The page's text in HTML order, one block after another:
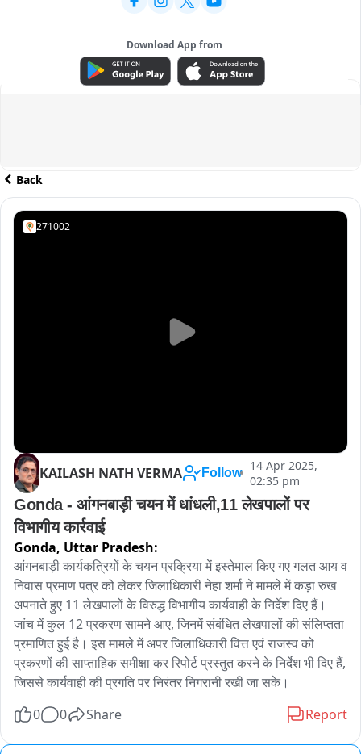
Download App from
ADVERTISEMENT
Back
271002
KAILASH NATH VERMA Follow
14 Apr 2025,
02:35 pm
Gonda - आंगनबाड़ी चयन में धांधली,11 लेखपालों पर
विभागीय कार्रवाई
Gonda, Uttar Pradesh:
आंगनबाड़ी कार्यकत्रियों के चयन प्रक्रिया में इस्तेमाल किए गए गलत आय व
निवास प्रमाण पत्र को लेकर जिलाधिकारी नेहा शर्मा ने मामले में कड़ा रुख
अपनाते हुए 11 लेखपालों के विरुद्ध विभागीय कार्यवाही के निर्देश दिए हैं।
जांच में कुल 12 प्रकरण सामने आए, जिनमें संबंधित लेखपालों की संलिप्तता
प्रमाणित हुई है। इस मामले में अपर जिलाधिकारी वित्त एवं राजस्व को
प्रकरणों की साप्ताहिक समीक्षा कर रिपोर्ट प्रस्तुत करने के निर्देश भी दिए हैं,
जिससे कार्यवाही की प्रगति पर निरंतर निगरानी रखी जा सके।
0
0 Share Report